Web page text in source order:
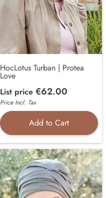
HocLotus Turban | Protea
Love
List price €62.00
Price Incl. Tax
Add to Cart